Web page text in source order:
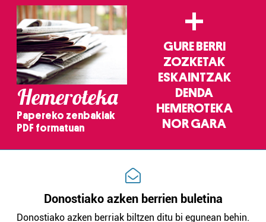
Hemeroteka
Papereko zenbakiak
PDF formatuan
+
GURE BERRI
ZOZKETAK
ESKAINTZAK
DENDA
HEMEROTEKA
NOR GARA
Donostiako azken berrien buletina
Donostiako azken berriak biltzen ditu bi egunean behin.